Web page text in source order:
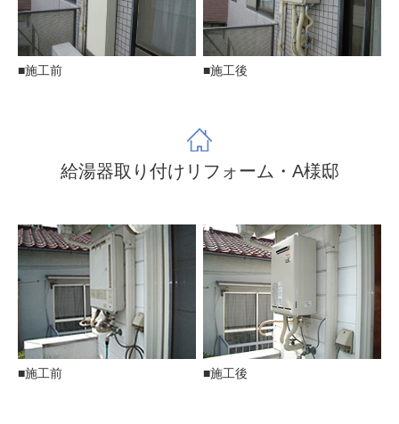
■施工前 ■施工後
給湯器取り付けリフォーム・A様邸
■施工前 ■施工後